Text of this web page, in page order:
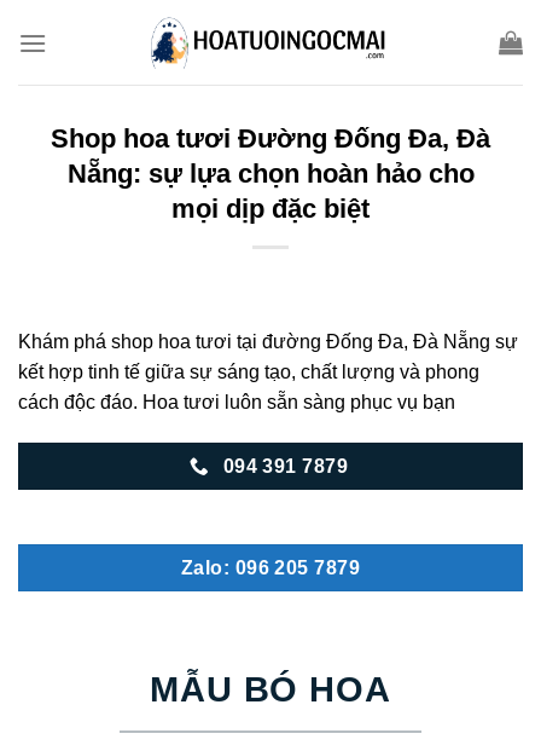
Shop hoa tươi Đường Đống Đa, Đà
Nẵng: sự lựa chọn hoàn hảo cho
mọi dịp đặc biệt
Khám phá shop hoa tươi tại đường Đống Đa, Đà Nẵng sự
kết hợp tinh tế giữa sự sáng tạo, chất lượng và phong
cách độc đáo. Hoa tươi luôn sẵn sàng phục vụ bạn
094 391 7879
Zalo: 096 205 7879
MẪU BÓ HOA